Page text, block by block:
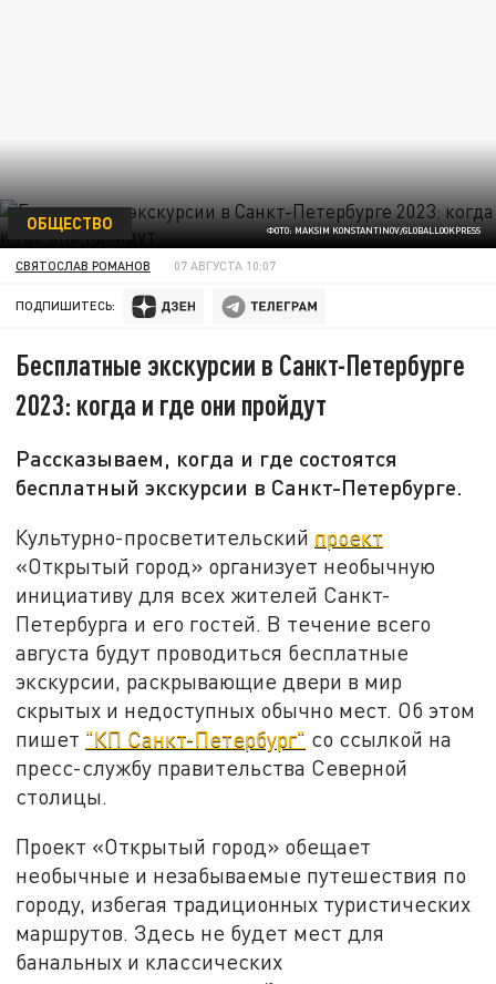
ФОТО: MAKSIM KONSTANTINOV/GLOBALLOOKPRESS
ОБЩЕСТВО
СВЯТОСЛАВ РОМАНОВ 07 АВГУСТА 10:07
ПОДПИШИТЕСЬ:
Бесплатные экскурсии в Санкт-Петербурге
2023: когда и где они пройдут
Рассказываем, когда и где состоятся
бесплатный экскурсии в Санкт-Петербурге.
Культурно-просветительский проект
«Открытый город» организует необычную
инициативу для всех жителей Санкт-
Петербурга и его гостей. В течение всего
августа будут проводиться бесплатные
экскурсии, раскрывающие двери в мир
скрытых и недоступных обычно мест. Об этом
пишет "КП Санкт-Петербург" со ссылкой на
пресс-службу правительства Северной
столицы.
Проект «Открытый город» обещает
необычные и незабываемые путешествия по
городу, избегая традиционных туристических
маршрутов. Здесь не будет мест для
банальных и классических